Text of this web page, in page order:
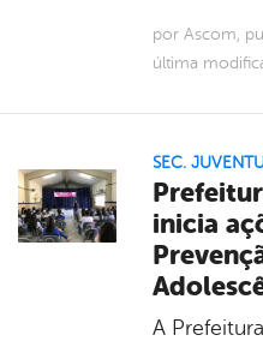
por Ascom,
última
SEC.
inicia
A